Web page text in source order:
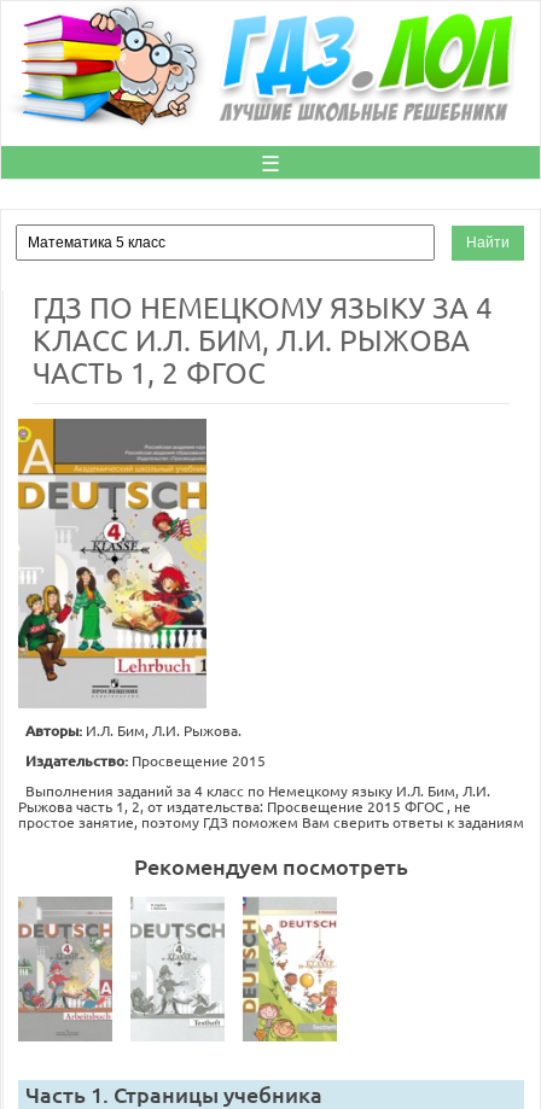
☰
ГДЗ ПО НЕМЕЦКОМУ ЯЗЫКУ ЗА 4
КЛАСС И.Л. БИМ, Л.И. РЫЖОВА
ЧАСТЬ 1, 2 ФГОС
Авторы: И.Л. Бим, Л.И. Рыжова.
Издательство: Просвещение 2015
Выполнения заданий за 4 класс по Немецкому языку И.Л. Бим, Л.И.
Рыжова часть 1, 2, от издательства: Просвещение 2015 ФГОС , не
простое занятие, поэтому ГДЗ поможем Вам сверить ответы к заданиям
Рекомендуем посмотреть
Часть 1. Страницы учебника